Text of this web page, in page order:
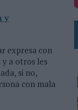
y
expresa con
y a otros les
si no,
con mala